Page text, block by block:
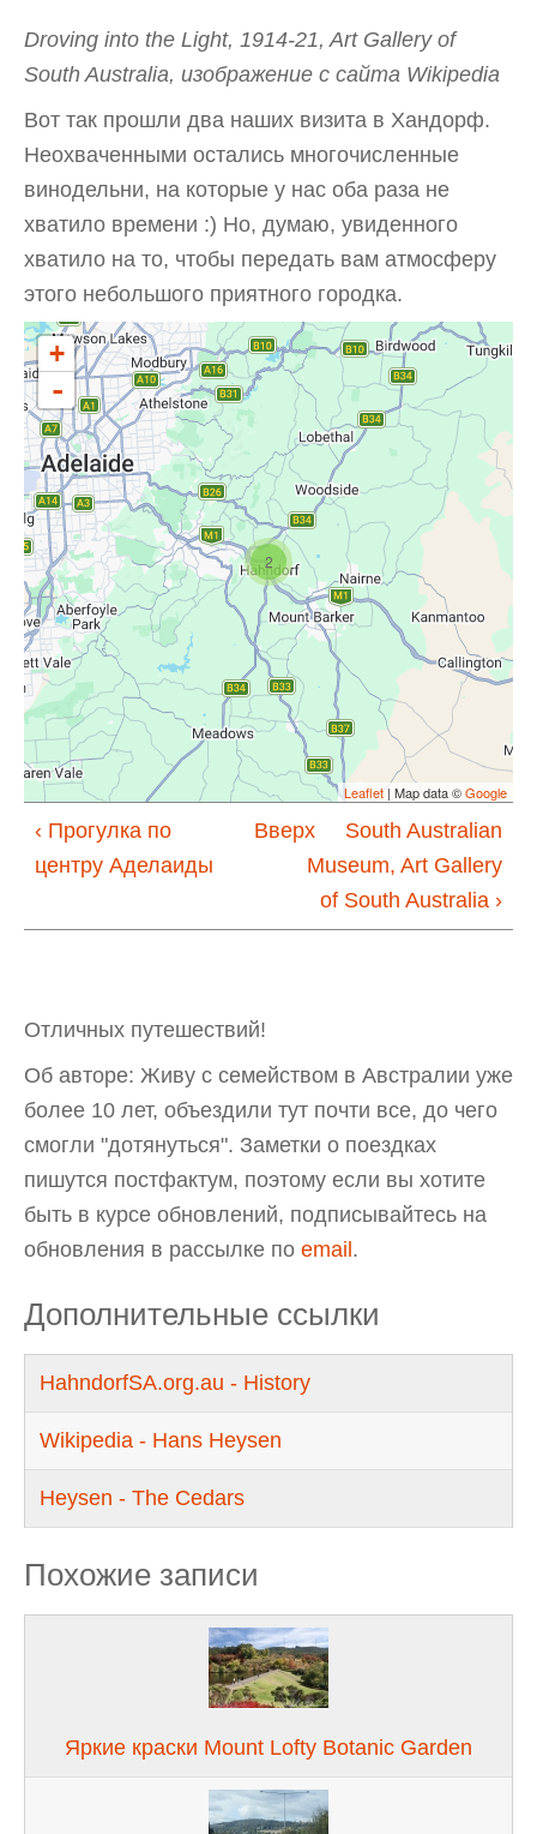
Droving into the Light, 1914-21, Art Gallery of
South Australia, изображение с сайта Wikipedia
Вот так прошли два наших визита в Хандорф.
Неохваченными остались многочисленные
винодельни, на которые у нас оба раза не
хватило времени :) Но, думаю, увиденного
хватило на то, чтобы передать вам атмосферу
этого небольшого приятного городка.
2
+
-
Leaflet| Map data ©Google
‹ Прогулка по
центру Аделаиды
Вверх
South Australian
Museum, Art Gallery
of South Australia ›
Отличных путешествий!
Об авторе: Живу с семейством в Австралии уже
более 10 лет, объездили тут почти все, до чего
смогли "дотянуться". Заметки о поездках
пишутся постфактум, поэтому если вы хотите
быть в курсе обновлений, подписывайтесь на
обновления в рассылке по email.
Дополнительные ссылки
HahndorfSA.org.au - History
Wikipedia - Hans Heysen
Heysen - The Cedars
Похожие записи
Яркие краски Mount Lofty Botanic Garden